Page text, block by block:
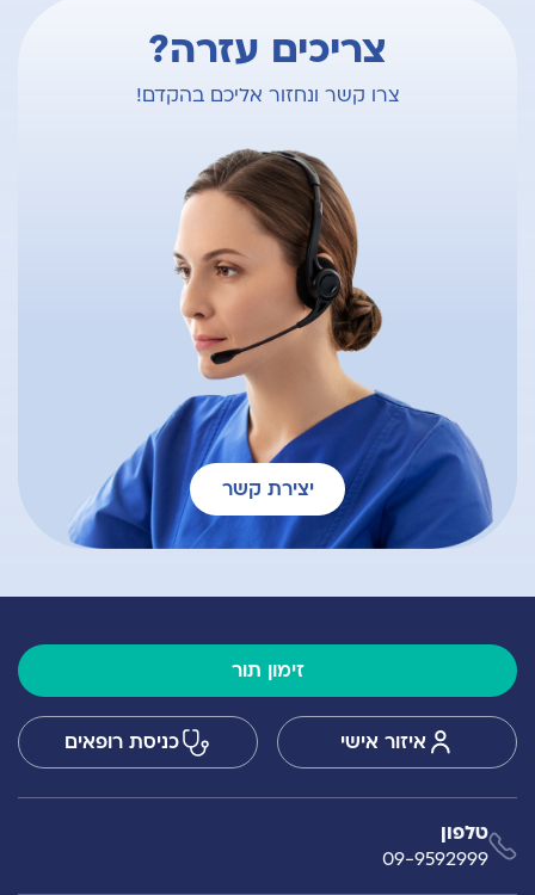
צריכים עזרה?
צרו קשר ונחזור אליכם בהקדם!
יצירת קשר
זימון תור
איזור אישי כניסת רופאים
טלפון
09-9592999